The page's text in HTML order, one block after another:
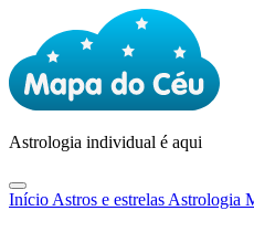
Astrologia individual é aqui
Início Astros e estrelas Astrologia